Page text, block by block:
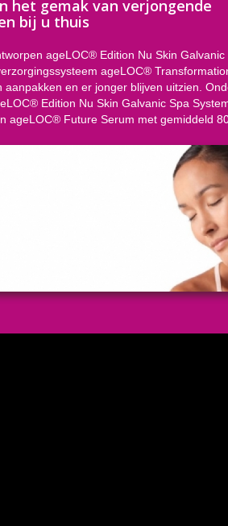
het gemak van verjongende
bij u thuis
ageLOC® Edition Nu Skin
ageLOC®
aanpakken en er jonger blijven uitzien.
Edition Nu Skin Galvanic Spa
ageLOC® Future Serum met gemiddeld